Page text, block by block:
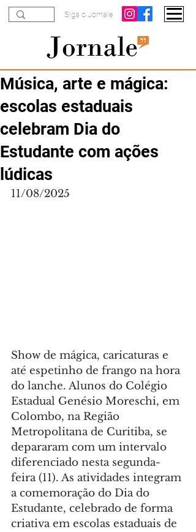
Siga o Jornale
Música, arte e mágica:
escolas estaduais
celebram Dia do
Estudante com ações
lúdicas
11/08/2025
Show de mágica, caricaturas e
até espetinho de frango na hora
do lanche. Alunos do Colégio
Estadual Genésio Moreschi, em
Colombo, na Região
Metropolitana de Curitiba, se
depararam com um intervalo
diferenciado nesta segunda-
feira (11). As atividades integram
a comemoração do Dia do
Estudante, celebrado de forma
criativa em escolas estaduais de